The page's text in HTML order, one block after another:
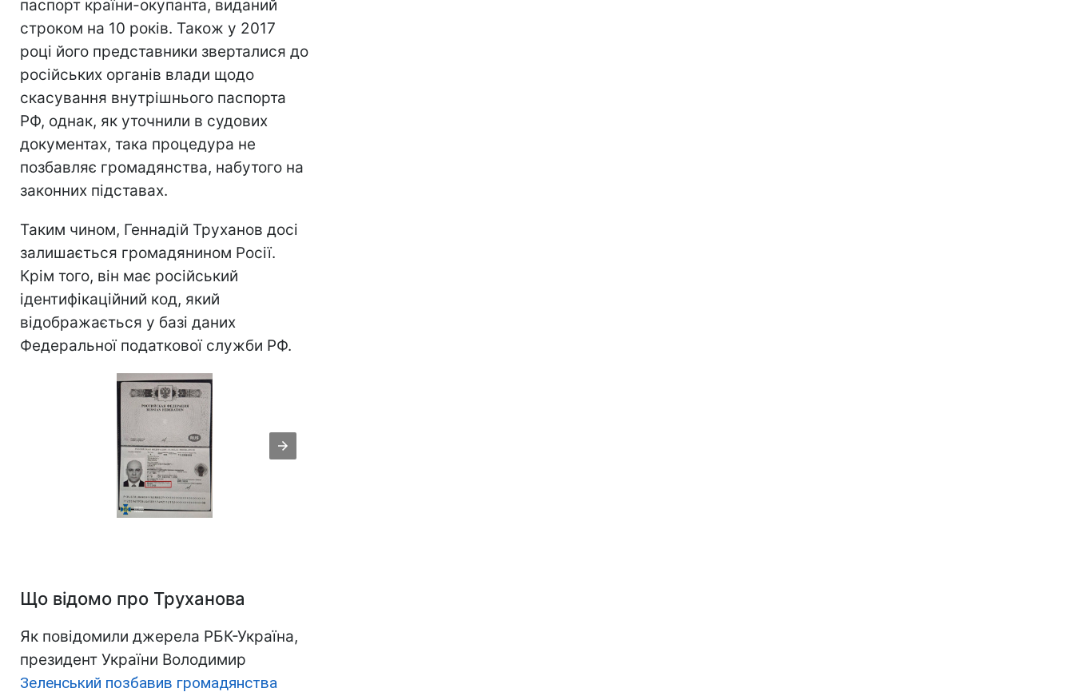
паспорт країни-окупанта, виданий
строком на 10 років. Також у 2017
році його представники зверталися до
російських органів влади щодо
скасування внутрішнього паспорта
РФ, однак, як уточнили в судових
документах, така процедура не
позбавляє громадянства, набутого на
законних підставах.
Таким чином, Геннадій Труханов досі
залишається громадянином Росії.
Крім того, він має російський
ідентифікаційний код, який
відображається у базі даних
Федеральної податкової служби РФ.
Що відомо про Труханова
Як повідомили джерела РБК-Україна,
президент України Володимир
Зеленський позбавив громадянства